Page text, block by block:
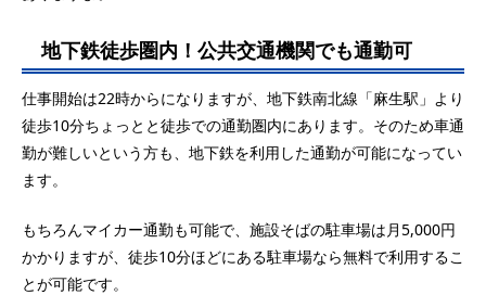
地下鉄徒歩圏内！公共交通機関でも通勤可
仕事開始は22時からになりますが、地下鉄南北線「麻生駅」より
徒歩10分ちょっとと徒歩での通勤圏内にあります。そのため車通
勤が難しいという方も、地下鉄を利用した通勤が可能になってい
ます。
もちろんマイカー通勤も可能で、施設そばの駐車場は月5,000円
かかりますが、徒歩10分ほどにある駐車場なら無料で利用するこ
とが可能です。